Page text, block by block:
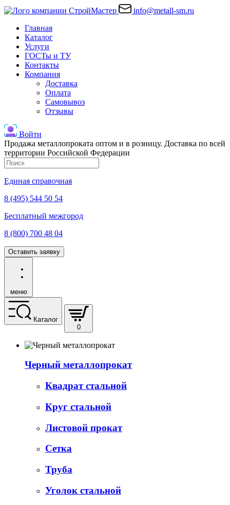
info@metall-sm.ru
Главная
Каталог
Услуги
ГОСТы и ТУ
Контакты
Компания
Доставка
Оплата
Самовывоз
Отзывы
Войти
Продажа металлопроката оптом и в розницу. Доставка по всей
территории Российской Федерации
Единая справочная
8 (495) 544 50 54
Бесплатный межгород
8 (800) 700 48 04
Оставить заявку
меню
Каталог
0
Черный металлопрокат
Квадрат стальной
Круг стальной
Листовой прокат
Сетка
Труба
Уголок стальной